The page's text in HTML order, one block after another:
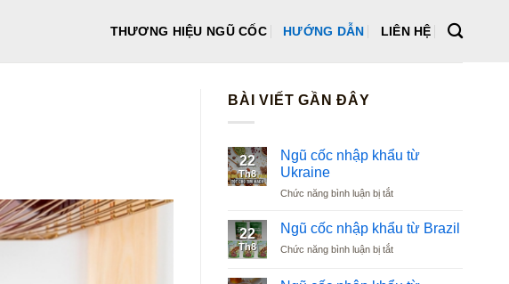
THƯƠNG HIỆU NGŨ CỐC HƯỚNG DẪN LIÊN HỆ
BÀI VIẾT GẦN ĐÂY
22
Th8
Ngũ cốc nhập khẩu từ
Ukraine
Chức năng bình luận bị tắtở
cốc
khẩu
22
Th8
Ngũ cốc nhập khẩu từ Brazil
Chức năng bình luận bị tắtở
cốc